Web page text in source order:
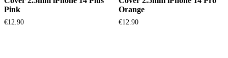
Pink
€12.90
Orange
€12.90